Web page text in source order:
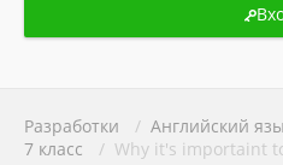
Разработки / Английский
7 класс
/ Why it's importaint